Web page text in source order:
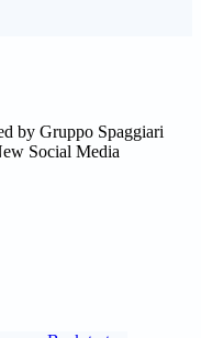
by Gruppo Spaggiari
Social Media